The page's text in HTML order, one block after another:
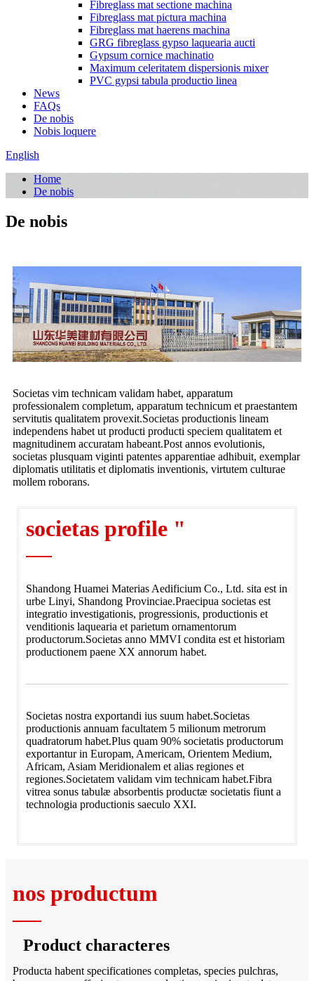
Fibreglass mat sectione machina
Fibreglass mat pictura machina
Fibreglass mat haerens machina
GRG fibreglass gypso laquearia aucti
Gypsum cornice machinatio
Maximum celeritatem dispersionis mixer
PVC gypsi tabula productio linea
News
FAQs
De nobis
Nobis loquere
English
Home
De nobis
De nobis
Societas vim technicam validam habet, apparatum
professionalem completum, apparatum technicum et praestantem
servitutis qualitatem provexit.Societas productionis lineam
independens habet ut producti producti speciem qualitatem et
magnitudinem accuratam habeant.Post annos evolutionis,
societas plusquam viginti patentes apparentiae adhibuit, exemplar
diplomatis utilitatis et diplomatis inventionis, virtutem culturae
mollem roborans.
societas profile "
Shandong Huamei Materias Aedificium Co., Ltd. sita est in
urbe Linyi, Shandong Provinciae.Praecipua societas est
integratio investigationis, progressionis, productionis et
venditionis laquearia et parietum ornamentorum
productorum.Societas anno MMVI condita est et historiam
productionem paene XX annorum habet.
Societas nostra exportandi ius suum habet.Societas
productionis annuam facultatem 5 milionum metrorum
quadratorum habet.Plus quam 90% societatis productorum
exportantur in Europam, Americam, Orientem Medium,
Africam, Asiam Meridionalem et alias regiones et
regiones.Societatem validam vim technicam habet.Fibra
vitrea sonus tabulæ absorbentis productæ societatis fiunt a
technologia productionis saeculo XXI.
nos productum
Product characteres
Producta habent specificationes completas, species pulchras,